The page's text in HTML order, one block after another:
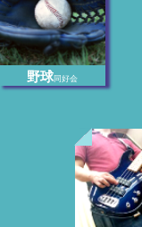
野球同好会